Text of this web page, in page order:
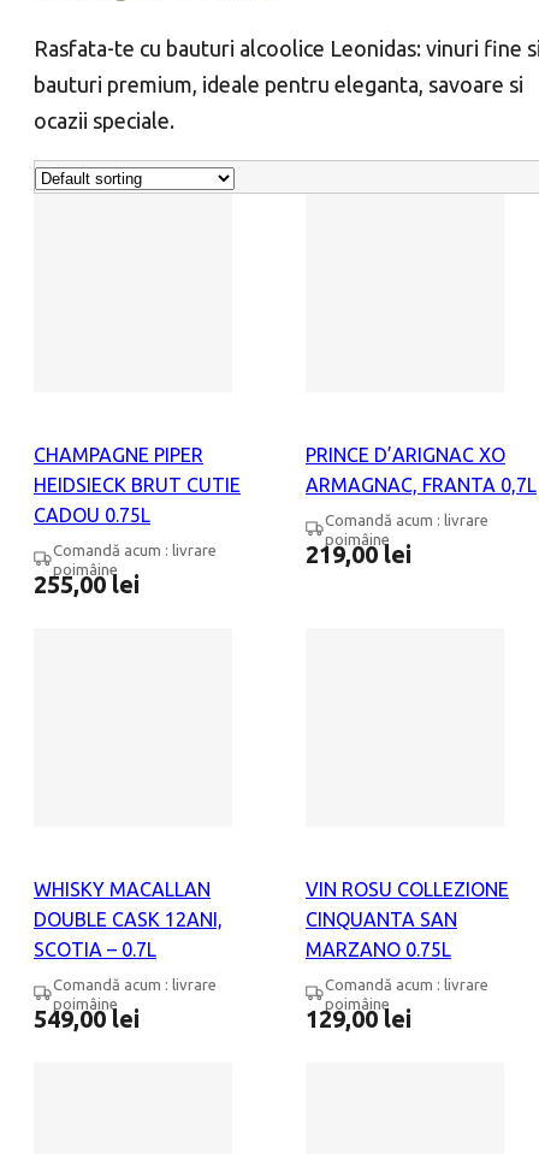
Rasfata-te cu bauturi alcoolice Leonidas: vinuri fine
bauturi premium, ideale pentru eleganta, savoare si
ocazii speciale.
CHAMPAGNE PIPER
HEIDSIECK BRUT CUTIE
CADOU 0.75L
Comandă acum : livrare
poimâine
255,00lei
PRINCE D’ARIGNAC XO
ARMAGNAC, FRANTA 0,7L
Comandă acum : livrare
poimâine
219,00lei
WHISKY MACALLAN
DOUBLE CASK 12ANI,
SCOTIA – 0.7L
Comandă acum : livrare
poimâine
549,00lei
VIN ROSU COLLEZIONE
CINQUANTA SAN
MARZANO 0.75L
Comandă acum : livrare
poimâine
129,00lei